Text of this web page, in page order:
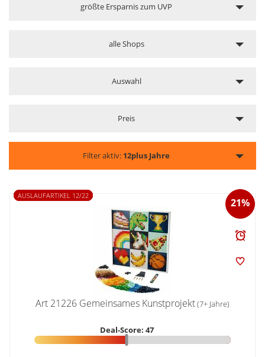
größte Ersparnis zum UVP
alle Shops
Auswahl
Preis
Filter aktiv: 12plus Jahre
21%
AUSLAUFARTIKEL 12/22
Art 21226 Gemeinsames Kunstprojekt(7+ Jahre)
Deal-Score: 47